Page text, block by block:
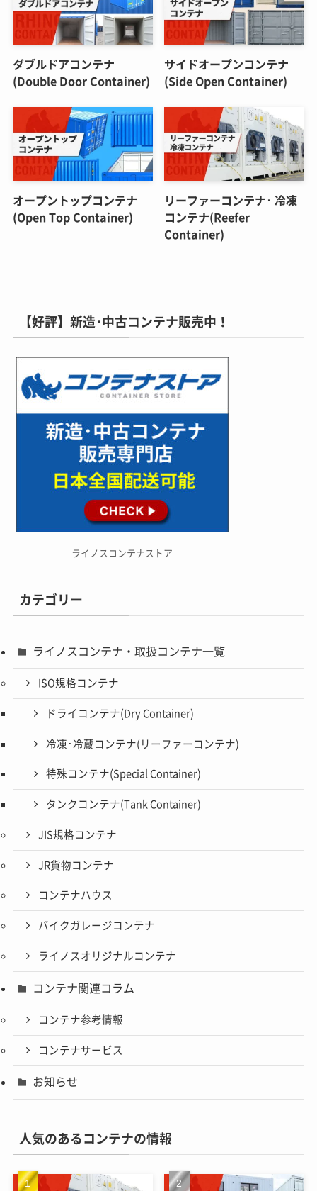
ダブルドアコンテナ
(Double Door Container)
サイドオープンコンテナ
(Side Open Container)
オープントップコンテナ
(Open Top Container)
リーファーコンテナ･ 冷凍
コンテナ(Reefer
Container)
【好評】新造･中古コンテナ販売中！
ライノスコンテナストア
カテゴリー
ライノスコンテナ・取扱コンテナ一覧
ISO規格コンテナ
ドライコンテナ(Dry Container)
冷凍･冷蔵コンテナ(リーファーコンテナ)
特殊コンテナ(Special Container)
タンクコンテナ(Tank Container)
JIS規格コンテナ
JR貨物コンテナ
コンテナハウス
バイクガレージコンテナ
ライノスオリジナルコンテナ
コンテナ関連コラム
コンテナ参考情報
コンテナサービス
お知らせ
人気のあるコンテナの情報